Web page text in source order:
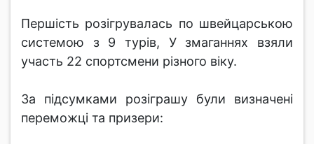
Першість розігрувалась по швейцарською
системою з 9 турів, У змаганнях взяли
участь 22 спортсмени різного віку.
За підсумками розіграшу були визначені
переможці та призери: